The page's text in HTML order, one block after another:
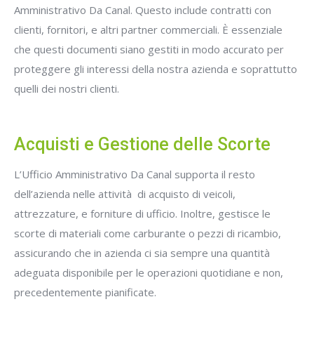
Amministrativo Da Canal. Questo include contratti con
clienti, fornitori, e altri partner commerciali. È essenziale
che questi documenti siano gestiti in modo accurato per
proteggere gli interessi della nostra azienda e soprattutto
quelli dei nostri clienti.
Acquisti e Gestione delle Scorte
L’Ufficio Amministrativo Da Canal supporta il resto
dell’azienda nelle attività di acquisto di veicoli,
attrezzature, e forniture di ufficio. Inoltre, gestisce le
scorte di materiali come carburante o pezzi di ricambio,
assicurando che in azienda ci sia sempre una quantità
adeguata disponibile per le operazioni quotidiane e non,
precedentemente pianificate.